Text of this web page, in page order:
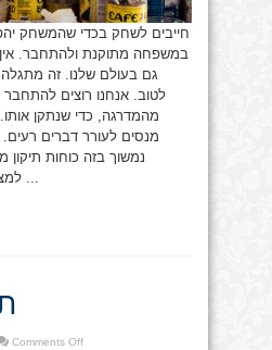
חייבים לשחק בכדי שהמשחק
במשפחה מתוקנת ולהתחבר.
גם בעולם שלנו. זה
לטוב. אנחנו רוצים
מהמדרגה, כדי שנתקן
מנסים לעורר דברים
נמשוך בזה כוחות
למציאות. בכל מקום אנחנו ...
Comments Offon